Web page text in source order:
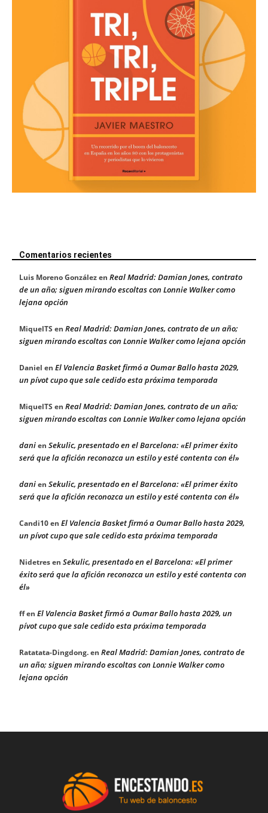
Comentarios recientes
Luis Moreno Gonzálezen Real Madrid: Damian Jones, contrato
de un año; siguen mirando escoltas con Lonnie Walker como
lejana opción
MiquelTS en Real Madrid: Damian Jones, contrato de un año;
siguen mirando escoltas con Lonnie Walker como lejana opción
Daniel en El Valencia Basket firmó a Oumar Ballo hasta 2029,
un pívot cupo que sale cedido esta próxima temporada
MiquelTS en Real Madrid: Damian Jones, contrato de un año;
siguen mirando escoltas con Lonnie Walker como lejana opción
danien Sekulic, presentado en el Barcelona: «El primer éxito
será que la afición reconozca un estilo y esté contenta con él»
danien Sekulic, presentado en el Barcelona: «El primer éxito
será que la afición reconozca un estilo y esté contenta con él»
Candi10en El Valencia Basket firmó a Oumar Ballo hasta 2029,
un pívot cupo que sale cedido esta próxima temporada
Nidetresen Sekulic, presentado en el Barcelona: «El primer
éxito será que la afición reconozca un estilo y esté contenta con
él»
ffen El Valencia Basket firmó a Oumar Ballo hasta 2029, un
pívot cupo que sale cedido esta próxima temporada
Ratatata-Dingdong.en Real Madrid: Damian Jones, contrato de
un año; siguen mirando escoltas con Lonnie Walker como
lejana opción